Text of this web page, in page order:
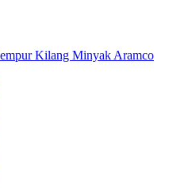
Kilang Minyak Aramco